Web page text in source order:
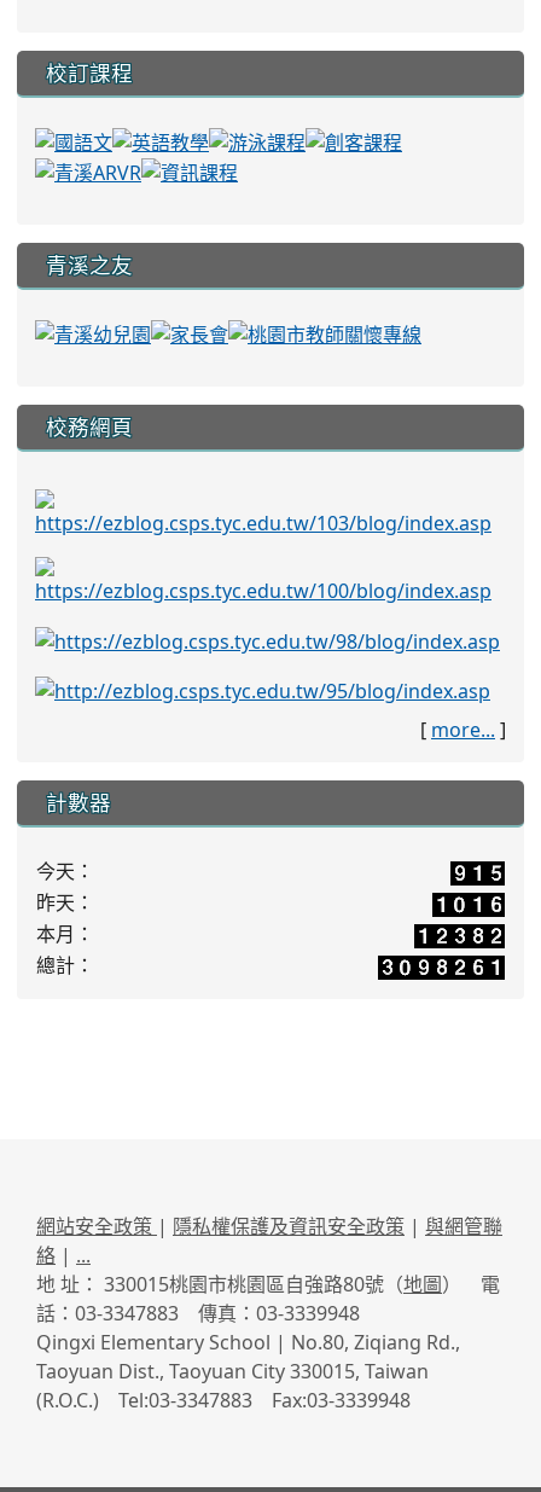
校訂課程
青溪之友
校務網頁
[ more... ]
計數器
今天：
昨天：
本月：
總計：
網站安全政策 | 隱私權保護及資訊安全政策 | 與網管聯
絡 | ...
地 址： 330015桃園市桃園區自強路80號（地圖） 電
話：03-3347883 傳真：03-3339948
Qingxi Elementary School | No.80, Ziqiang Rd.,
Taoyuan Dist., Taoyuan City 330015, Taiwan
(R.O.C.) Tel:03-3347883 Fax:03-3339948